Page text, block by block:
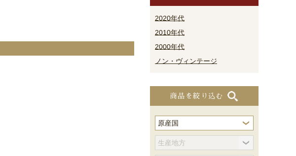
2020年代
2010年代
2000年代
ノン・ヴィンテージ
商品を絞り込む